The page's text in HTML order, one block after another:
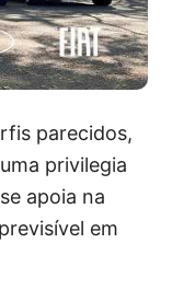
parecidos,
privilegia
apoia na
em